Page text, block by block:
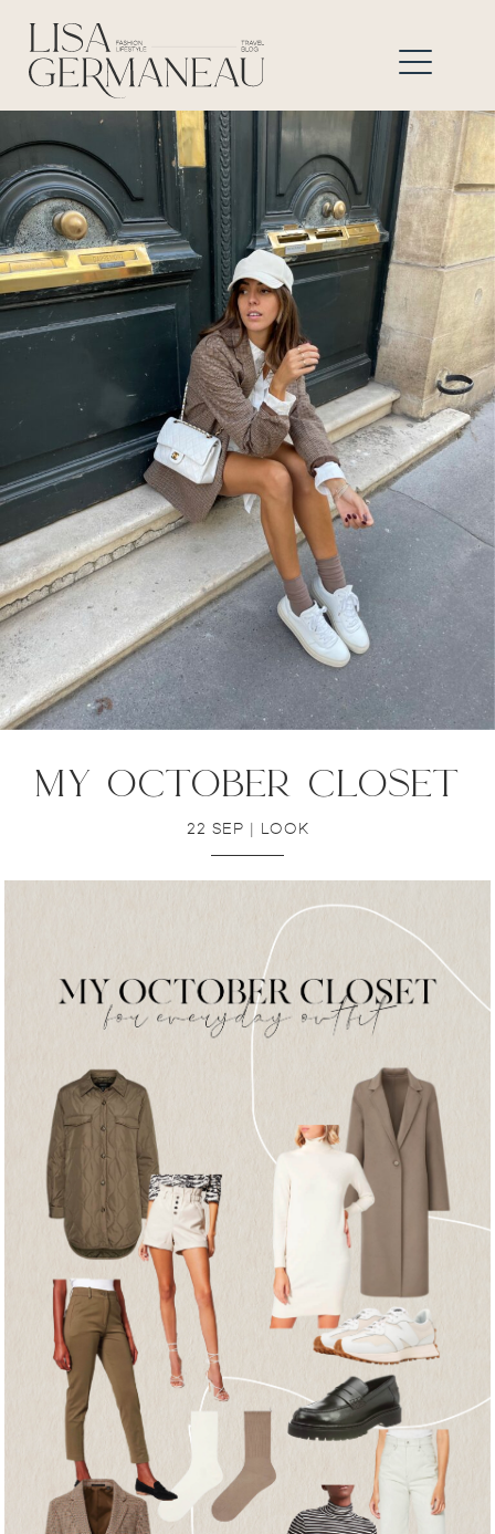
my october closet
22 SEP | LOOK